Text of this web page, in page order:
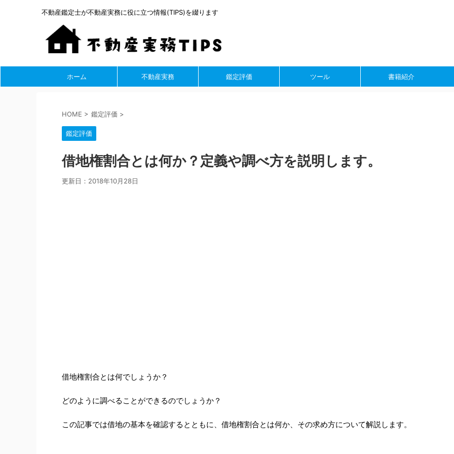
不動産鑑定士が不動産実務に役に立つ情報(TIPS)を綴ります
ホーム 不動産実務 鑑定評価 ツール 書籍紹介
HOME > 鑑定評価 >
鑑定評価
借地権割合とは何か？定義や調べ方を説明します。
更新日： 2018年10月28日
借地権割合とは何でしょうか？
どのように調べることができるのでしょうか？
この記事では借地の基本を確認するとともに、借地権割合とは何か、その求め方について解説します。